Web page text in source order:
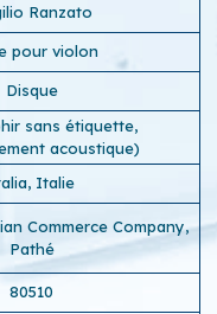
Ranzato
pour violon
Disque
sans étiquette,
acoustique)
Italie
Commerce Company,
Pathé
80510